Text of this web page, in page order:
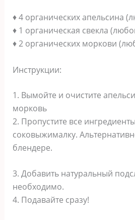
♦ 4 органических апельсина
♦ 1 органическая свекла
♦ 2 органических моркови
Инструкции:
1. Вымойте и очистите
морковь
2. Пропустите все
соковыжималку.
блендере.
3. Добавить натуральный
необходимо.
4. Подавайте сразу!